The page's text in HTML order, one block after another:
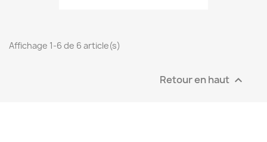
Affichage 1-6 de 6 article(s)
Retour en haut 